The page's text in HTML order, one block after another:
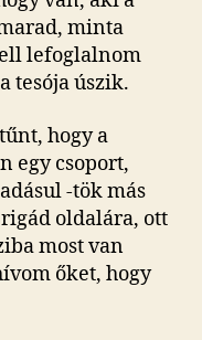
minta
lefoglalnom
tesója úszik.
hogy a
egy csoport,
-tök más
oldalára, ott
most van
őket, hogy